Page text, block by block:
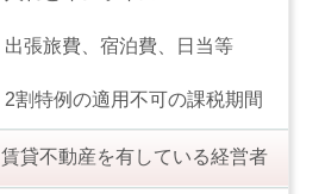
出張旅費、宿泊費、日当等
2割特例の適用不可の課税期間
賃貸不動産を有している経営者